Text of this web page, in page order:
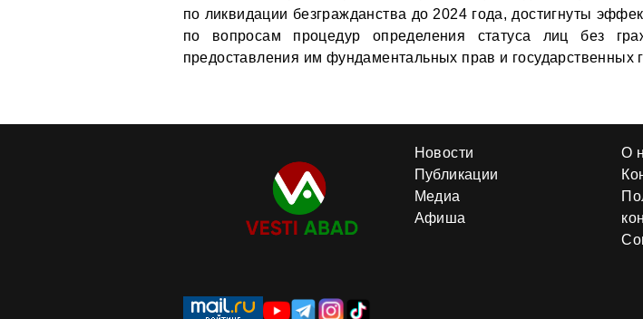
по ликвидации безгражданства до 2024 года, достигнуты
по вопросам процедур определения статуса лиц без
предоставления им фундаментальных прав и государственных
Новости
Публикации
Медиа
Афиша
О